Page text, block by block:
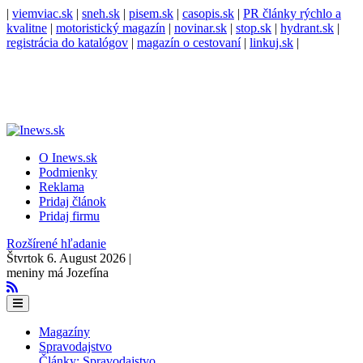
| viemviac.sk | sneh.sk | pisem.sk | casopis.sk | PR články rýchlo a
kvalitne | motoristický magazín | novinar.sk | stop.sk | hydrant.sk |
registrácia do katalógov | magazín o cestovaní| linkuj.sk |
O Inews.sk
Podmienky
Reklama
Pridaj článok
Pridaj firmu
Rozšírené hľadanie
Štvrtok 6. August 2026 |
meniny má Jozefína
Magazíny
Spravodajstvo